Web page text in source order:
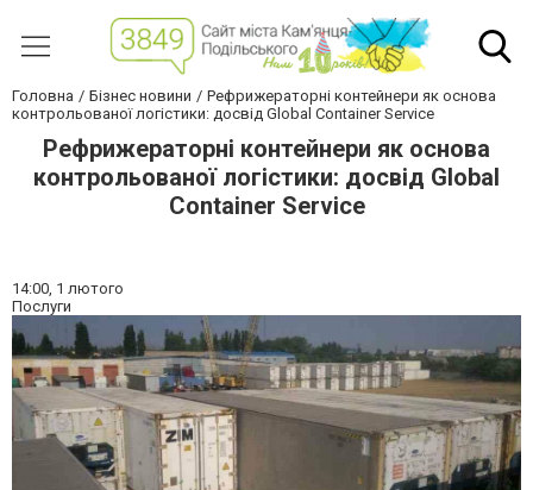
Головна Бізнес новини
Рефрижераторні контейнери як основа
контрольованої логістики: досвід Global Container Service
Рефрижераторні контейнери як основа
контрольованої логістики: досвід Global
Container Service
14:00, 1 лютого
Послуги